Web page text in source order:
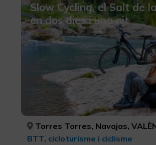
Slow Cycling, el Salt de
en dos dies i una nit
Torres Torres, Navajas, VALÈNCIA,
BTT, cicloturisme i ciclisme